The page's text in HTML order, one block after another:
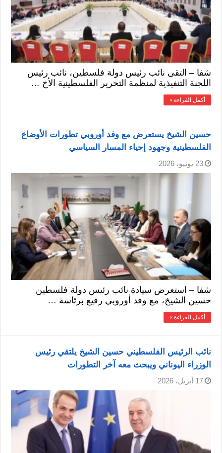
شفا – التقى نائب رئيس دولة فلسطين، نائب رئيس
اللجنة التنفيذية لمنظمة التحرير الفلسطينية الأخ …
أكمل القراءة »
حسين الشيخ يستعرض مع وفد أوروبي تطورات الأوضاع
الفلسطينية وجهود إحياء المسار السياسي
23 يونيو، 2026
شفا – استعرض سيادة نائب رئيس دولة فلسطين
حسين الشيخ، مع وفد أوروبي رفيع برئاسة …
أكمل القراءة »
نائب الرئيس الفلسطيني حسين الشيخ يلتقي رئيس
الوزراء اليوناني ويبحث معه آخر التطورات
17 أبريل، 2026